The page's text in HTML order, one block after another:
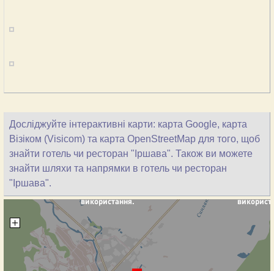
Досліджуйте інтерактивні карти: карта Google, карта
Візіком (Visicom) та карта OpenStreetMap для того, щоб
знайти готель чи ресторан "Іршава". Також ви можете
знайти шляхи та напрямки в готель чи ресторан
"Іршава".